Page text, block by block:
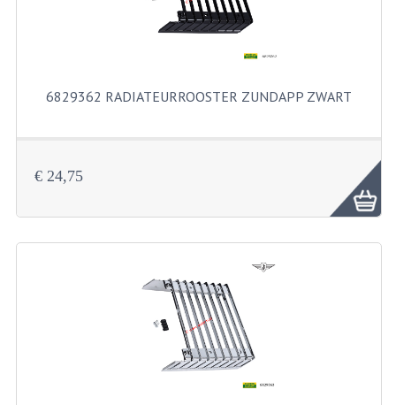
CARBURATEURS
SPROEIERSET BING 26MM
SPROEIERSET BING KLEIN 44-021
CARTERDELEN
CILINDERS EN ZUIGERS
CILINDERKITS
CILINDERKOPPEN
ZUIGERS EN ZUIGERVEREN
6829362 RADIATEURROOSTER ZUNDAPP ZWART
€ 24,75